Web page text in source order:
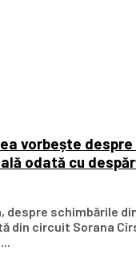
vorbește
odată cu
despre schimbările
din circuit Sorana